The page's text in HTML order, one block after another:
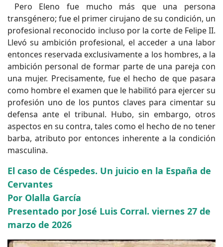
Pero Eleno fue mucho más que una persona
transgénero; fue el primer cirujano de su condición, un
profesional reconocido incluso por la corte de Felipe II.
Llevó su ambición profesional, el acceder a una labor
entonces reservada exclusivamente a los hombres, a la
ambición personal de formar parte de una pareja con
una mujer. Precisamente, fue el hecho de que pasara
como hombre el examen que le habilitó para ejercer su
profesión uno de los puntos claves para cimentar su
defensa ante el tribunal. Hubo, sin embargo, otros
aspectos en su contra, tales como el hecho de no tener
barba, atributo por entonces inherente a la condición
masculina.
El caso de Céspedes. Un juicio en la España de
Cervantes
Por Olalla García
Presentado por José Luis Corral. viernes 27 de
marzo de 2026